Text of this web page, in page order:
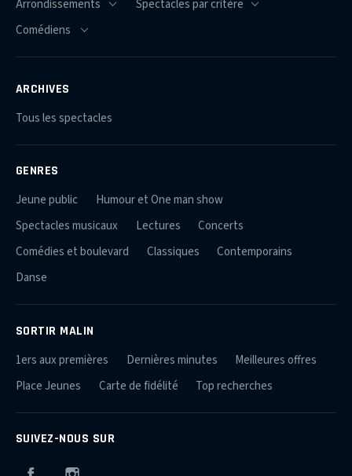
ARCHIVES
Tous les spectacles
GENRES
Jeune public
Humour et One man show
Spectacles musicaux
Lectures
Concerts
Comédies et boulevard
Classiques
Contemporains
Danse
SORTIR MALIN
1ers aux premières Dernières minutes
Meilleures offres
Place Jeunes
Carte de fidélité Top recherches
SUIVEZ-NOUS SUR
Facebook